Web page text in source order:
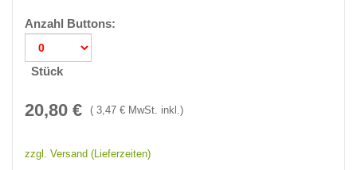
Anzahl Buttons:
Stück
20,80 € ( 3,47 € MwSt. inkl.)
zzgl. Versand (Lieferzeiten)